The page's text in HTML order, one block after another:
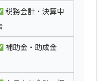
税務会計・決算申
補助金・助成金